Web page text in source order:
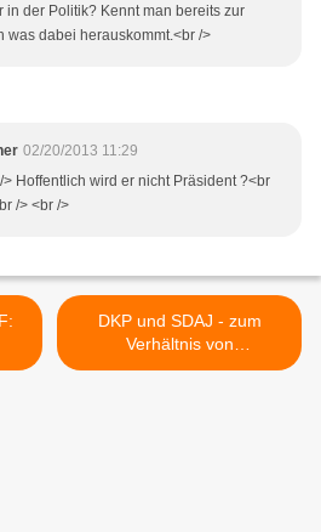
in der Politik? Kennt man bereits zur
was dabei herauskommt.<br />
02/20/2013 11:29
> Hoffentlich wird er nicht Präsident ?<br
/> <br />
DKP und SDAJ - zum
Verhältnis von
kommunistischer Partei und